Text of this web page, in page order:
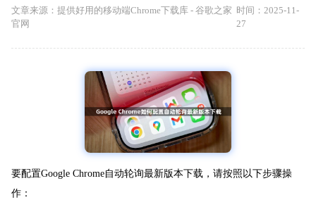
文章来源： 提供好用的移动端Chrome下载库 - 谷歌之家
官网
时间：2025-11-
27
要配置Google Chrome自动轮询最新版本下载，请按照以下步骤操
作：